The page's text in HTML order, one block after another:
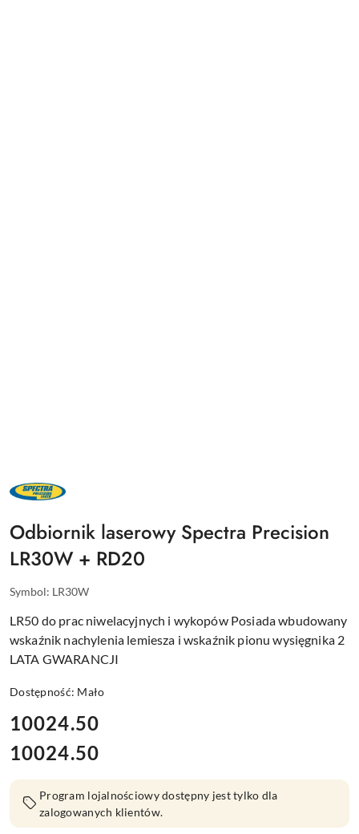
NAZWA
PRODUCENTA:
Odbiornik laserowy Spectra Precision
LR30W + RD20
Symbol: LR30W
LR50 do prac niwelacyjnych i wykopów Posiada wbudowany
wskaźnik nachylenia lemiesza i wskaźnik pionu wysięgnika 2
LATA GWARANCJI
Dostępność: Mało
cena:
10024.50
Cena:
10024.50
Program lojalnościowy dostępny jest tylko dla
zalogowanych klientów.